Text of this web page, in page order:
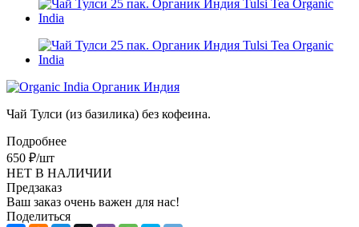
Чай Тулси (из базилика) без кофеина.
Подробнее
650 ₽/шт
НЕТ В НАЛИЧИИ
Предзаказ
Ваш заказ очень важен для нас!
Поделиться